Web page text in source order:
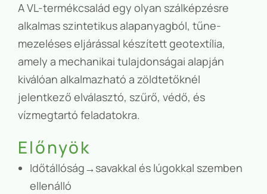
A VL-termékcsalád egy olyan szálképzésre
alkalmas szintetikus alapanyagból, tűne-
mezeléses eljárással készített geotextília,
amely a mechanikai tulajdonságai alapján
kiválóan alkalmazható a zöldtetőknél
jelentkező elválasztó, szűrő, védő, és
vízmegtartó feladatokra.
Előnyök
Időtállóság→savakkal és lúgokkal szemben
ellenálló